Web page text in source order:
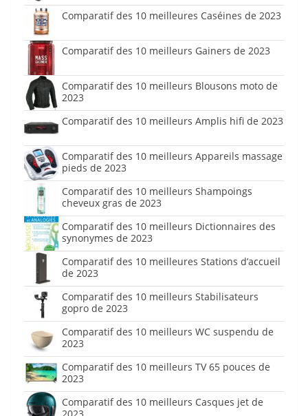
Comparatif des 10 meilleures Caséines de 2023
Comparatif des 10 meilleurs Gainers de 2023
Comparatif des 10 meilleurs Blousons moto de
2023
Comparatif des 10 meilleurs Amplis hifi de 2023
Comparatif des 10 meilleurs Appareils massage
pieds de 2023
Comparatif des 10 meilleurs Shampoings
cheveux gras de 2023
Comparatif des 10 meilleurs Dictionnaires des
synonymes de 2023
Comparatif des 10 meilleures Stations d’accueil
de 2023
Comparatif des 10 meilleurs Stabilisateurs
gopro de 2023
Comparatif des 10 meilleurs WC suspendu de
2023
Comparatif des 10 meilleurs TV 65 pouces de
2023
Comparatif des 10 meilleurs Casques jet de